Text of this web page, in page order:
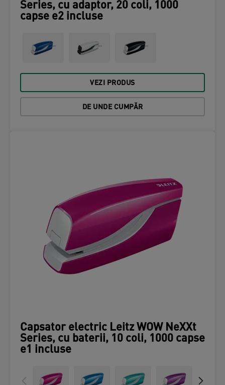
Series, cu adaptor, 20 coli, 1000
capse e2 incluse
VEZI PRODUS
DE UNDE CUMPĂR
Capsator electric Leitz WOW NeXXt
Series, cu baterii, 10 coli, 1000 capse
e1 incluse